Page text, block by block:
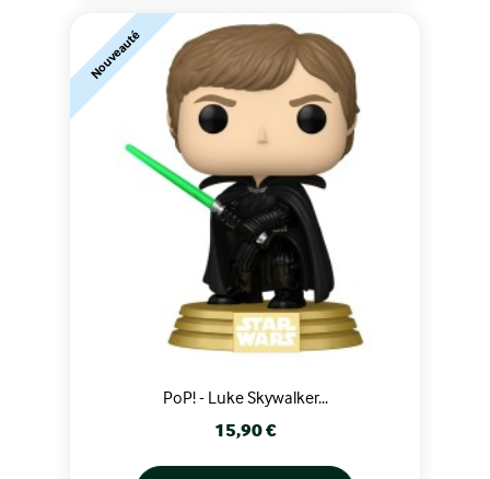
PoP! - Luke Skywalker...
Prix
15,90 €
Nouveauté